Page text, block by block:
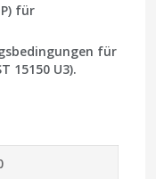
für
für
15150 U3).